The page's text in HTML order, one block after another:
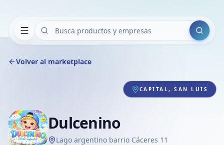
Buscar
Volver al marketplace
CAPITAL, SAN LUIS
Dulcenino
Lago argentino barrio Cáceres 11